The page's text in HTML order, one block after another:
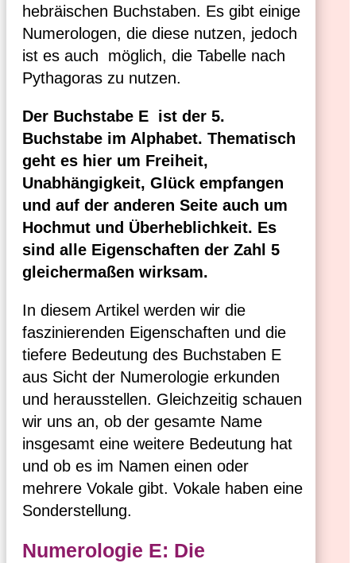
hebräischen Buchstaben. Es gibt einige
Numerologen, die diese nutzen, jedoch
ist es auch möglich, die Tabelle nach
Pythagoras zu nutzen.
Der Buchstabe E ist der 5.
Buchstabe im Alphabet. Thematisch
geht es hier um Freiheit,
Unabhängigkeit, Glück empfangen
und auf der anderen Seite auch um
Hochmut und Überheblichkeit. Es
sind alle Eigenschaften der Zahl 5
gleichermaßen wirksam.
In diesem Artikel werden wir die
faszinierenden Eigenschaften und die
tiefere Bedeutung des Buchstaben E
aus Sicht der Numerologie erkunden
und herausstellen. Gleichzeitig schauen
wir uns an, ob der gesamte Name
insgesamt eine weitere Bedeutung hat
und ob es im Namen einen oder
mehrere Vokale gibt. Vokale haben eine
Sonderstellung.
Numerologie E: Die